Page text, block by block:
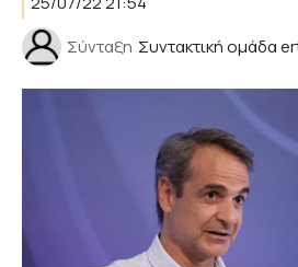
Σύνταξη Συντακτική ομάδα